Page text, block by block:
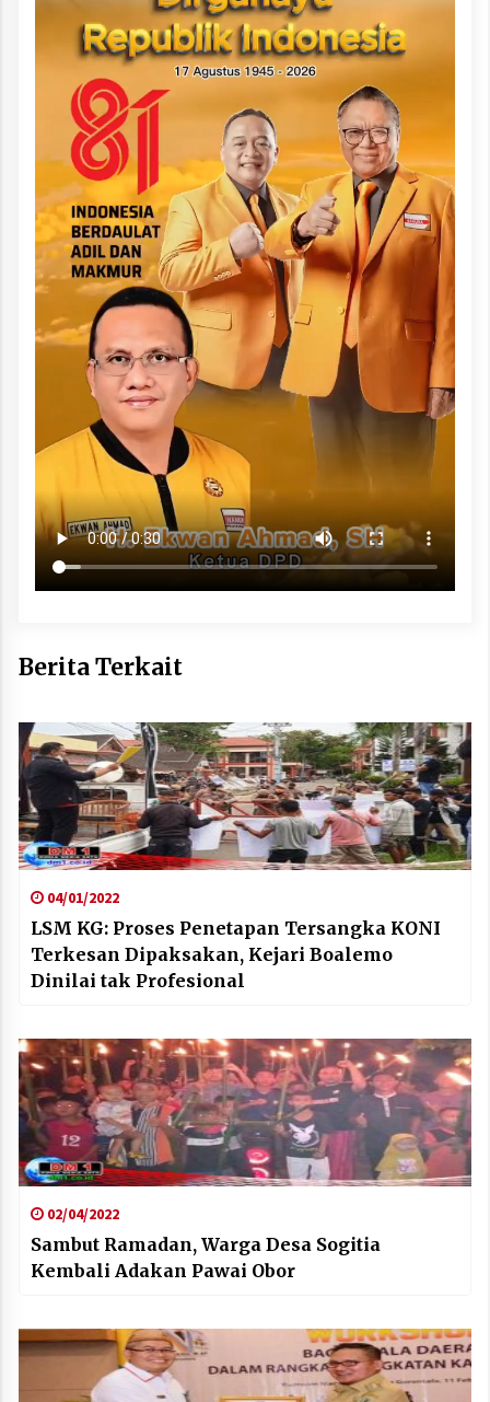
Berita Terkait
04/01/2022
LSM KG: Proses Penetapan Tersangka KONI
Terkesan Dipaksakan, Kejari Boalemo
Dinilai tak Profesional
02/04/2022
Sambut Ramadan, Warga Desa Sogitia
Kembali Adakan Pawai Obor